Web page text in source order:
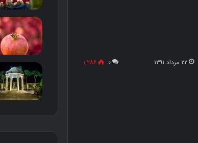
۲۲ مرداد ۱۳۹۱ ۰ ۱,۲۸۶